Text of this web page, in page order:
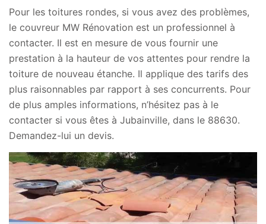
Pour les toitures rondes, si vous avez des problèmes,
le couvreur MW Rénovation est un professionnel à
contacter. Il est en mesure de vous fournir une
prestation à la hauteur de vos attentes pour rendre la
toiture de nouveau étanche. Il applique des tarifs des
plus raisonnables par rapport à ses concurrents. Pour
de plus amples informations, n’hésitez pas à le
contacter si vous êtes à Jubainville, dans le 88630.
Demandez-lui un devis.